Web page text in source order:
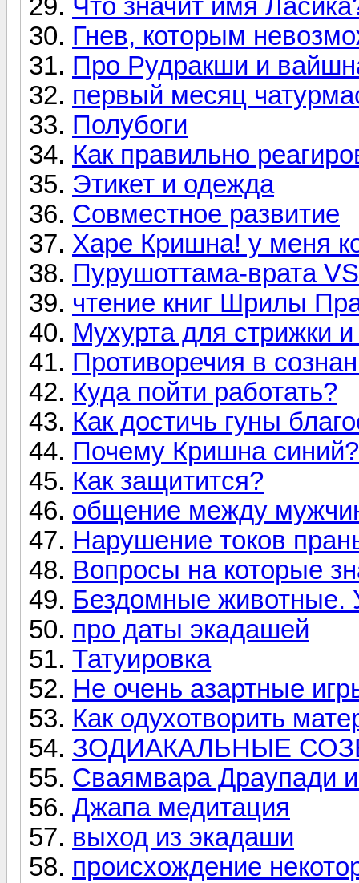
Что значит имя
Гнев, которым
Про Рудракши и
первый месяц
Полубоги
Как правильно
Этикет и одежда
Совместное развитие
Харе Кришна! у меня
Пурушоттама-врата
чтение книг Шрилы
Мухурта для стрижки
Противоречия в
Куда пойти работать?
Как достичь гуны
Почему Кришна синий?
Как защитится?
общение между
Нарушение токов
Вопросы на которые
Бездомные животные.
про даты экадашей
Татуировка
Не очень азартные
Как одухотворить
ЗОДИАКАЛЬНЫЕ
Сваямвара Драупади
Джапа медитация
выход из экадаши
происхождение